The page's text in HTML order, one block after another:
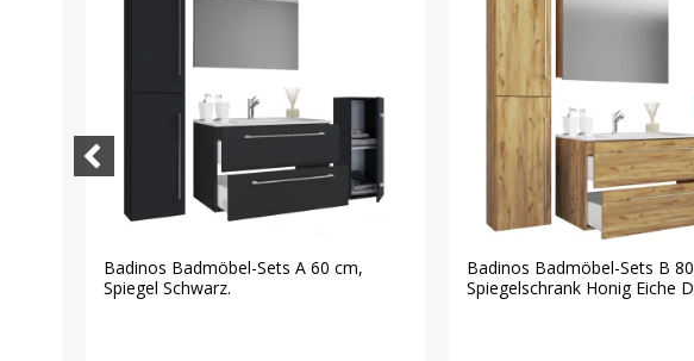
Badinos Badmöbel-Sets A 60 cm,
Spiegel Schwarz.
Badinos Badmöbel-Sets B
Spiegelschrank Honig Eiche